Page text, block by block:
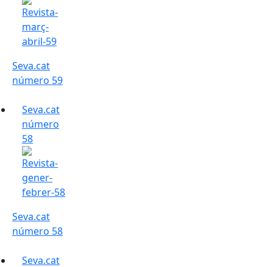
Seva.cat
número 59
Seva.cat
número
58
Seva.cat
número 58
Seva.cat